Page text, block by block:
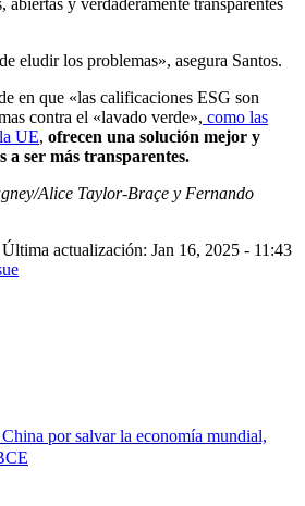
abiertas y verdaderamente transparentes
eludir los problemas», asegura Santos.
en que «las calificaciones ESG son
contra el «lavado verde», como las
UE, ofrecen una solución mejor y
a ser más transparentes.
Alice Taylor-Braçe y Fernando
Última actualización: Jan 16, 2025 - 11:43
ue
por salvar la economía mundial,